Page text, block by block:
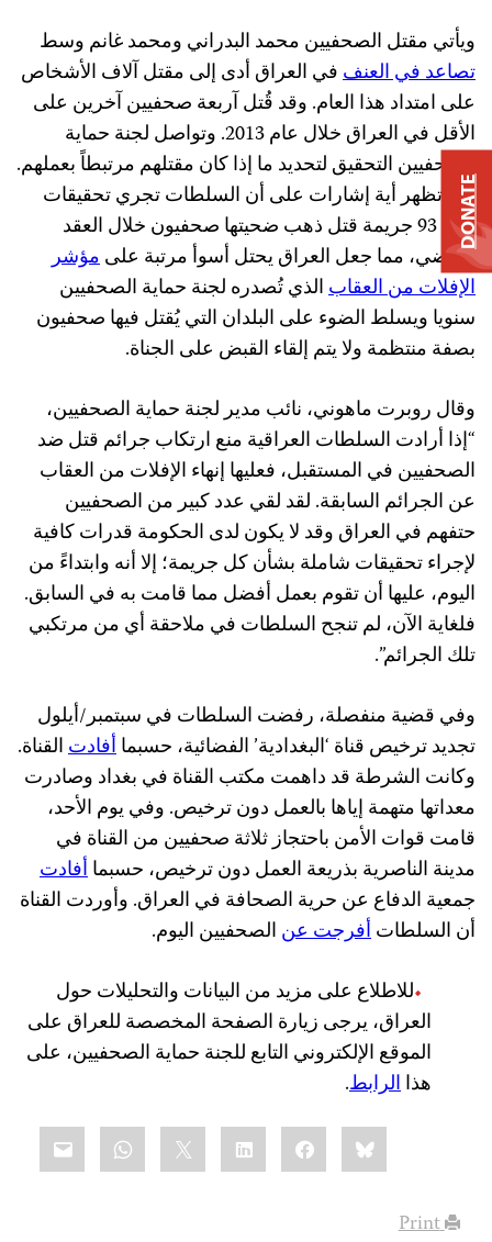
ويأتي مقتل الصحفيين محمد البدراني ومحمد غانم وسط
تصاعد في العنففي العراق أدى إلى مقتل آلاف الأشخاص
على امتداد هذا العام. وقد قُتل آربعة صحفيين آخرين على
الأقل في العراق خلال عام 2013. وتواصل لجنة حماية
الصحفيين التحقيق لتحديد ما إذا كان مقتلهم مرتبطاً بعملهم.
ولم تظهر أية إشارات على أن السلطات تجري تحقيقات
لحل 93 جريمة قتل ذهب ضحيتها صحفيون خلال العقد
الماضي، مما جعل العراق يحتل أسوأ مرتبة علىمؤشر
الإفلات من العقابالذي تُصدره لجنة حماية الصحفيين
سنويا ويسلط الضوء على البلدان التي يُقتل فيها صحفيون
بصفة منتظمة ولا يتم إلقاء القبض على الجناة.
وقال روبرت ماهوني، نائب مدير لجنة حماية الصحفيين،
“إذا أرادت السلطات العراقية منع ارتكاب جرائم قتل ضد
الصحفيين في المستقبل، فعليها إنهاء الإفلات من العقاب
عن الجرائم السابقة. لقد لقي عدد كبير من الصحفيين
حتفهم في العراق وقد لا يكون لدى الحكومة قدرات كافية
لإجراء تحقيقات شاملة بشأن كل جريمة؛ إلا أنه وابتداءً من
اليوم، عليها أن تقوم بعمل أفضل مما قامت به في السابق.
فلغاية الآن، لم تنجح السلطات في ملاحقة أي من مرتكبي
تلك الجرائم”.
وفي قضية منفصلة، رفضت السلطات في سبتمبر/أيلول
تجديد ترخيص قناة ‘البغدادية’ الفضائية، حسبماأفادتالقناة.
وكانت الشرطة قد داهمت مكتب القناة في بغداد وصادرت
معداتها متهمة إياها بالعمل دون ترخيص. وفي يوم الأحد،
قامت قوات الأمن باحتجاز ثلاثة صحفيين من القناة في
مدينة الناصرية بذريعة العمل دون ترخيص، حسبماأفادت
جمعية الدفاع عن حرية الصحافة في العراق. وأوردت القناة
أن السلطاتأفرجت عن الصحفيين اليوم.
للاطلاع على مزيد من البيانات والتحليلات حول
العراق، يرجى زيارة الصفحة المخصصة للعراق على
الموقع الإلكتروني التابع للجنة حماية الصحفيين، على
هذاالرابط.
Bluesky
Facebook
LinkedIn
Print
DONATE